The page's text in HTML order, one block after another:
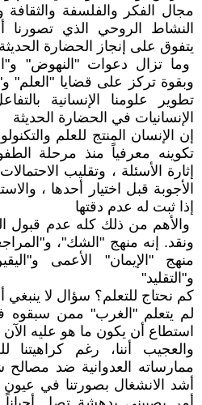
مجال الفكر والفلسفة
النشاط الروحي الذي تصورنا
يتفوق على إنجاز الحضارة
وما تزال دعوات "النهوض"
وبقوة تركز على قضايا "العلم"
تطوير علومنا الإنسانية
الإنسانيات في الحضارة الحديثة
إن الإنسان المنتج للعلم
تكوينه معرفياً منذ مرحلة
إثارة الأسئلة ، وتقليب
الأجوبة قبل اختيار أحدها ،
إذا ثبت له عدم دقتها
والأهم من ذلك كله عدم قبول
ونقد. إنه منهج "الشك"،
منهج "الإيمان" الأعمى
و"التقليد"
كم نحتاج للتعلم؟ سؤال لا
لم يتعلم "الغرب" ممن سبقوه
استطاع أن يكون ما هو عليه الآن
والعجيب أننا، رغم
ممارساته العدوانية ضد مصالح
أشد الانشغال بصورتنا في عيون